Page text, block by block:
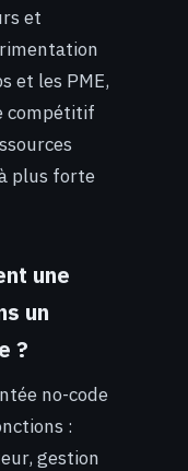
et
et les PME,
compétitif
plus forte
une
un
?
no-code
:
gestion